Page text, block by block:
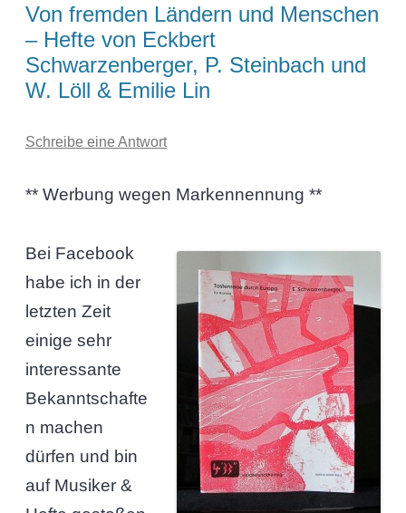
Von fremden Ländern und Menschen
– Hefte von Eckbert
Schwarzenberger, P. Steinbach und
W. Löll & Emilie Lin
Schreibe eine Antwort
** Werbung wegen Markennennung **
Bei Facebook
habe ich in der
letzten Zeit
einige sehr
interessante
Bekanntschafte
n machen
dürfen und bin
auf Musiker &